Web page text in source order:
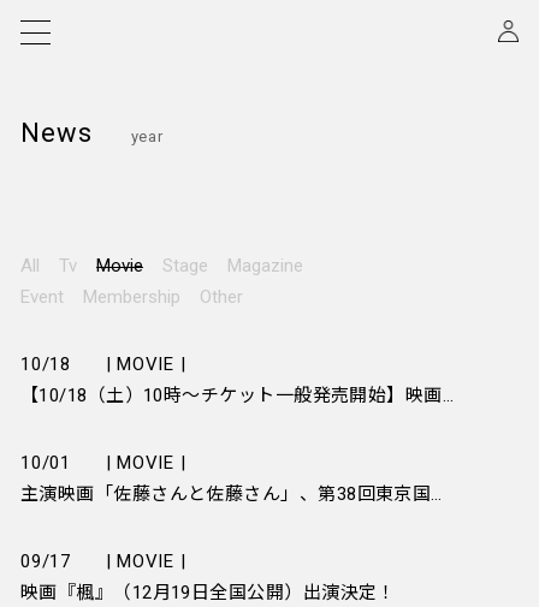
News year
All Tv Movie Stage
Magazine
Event
Membership Other
10/18
| MOVIE |
【10/18（土）10時～チケット一般発売開始】映画『佐藤さんと佐藤さん』東京国際映画祭ジャパンプレミアにて舞台挨拶決定
10/01
| MOVIE |
主演映画「佐藤さんと佐藤さん」、第38回東京国際映画祭正式出品決定！
09/17
| MOVIE |
映画『楓』（12月19日全国公開）出演決定！